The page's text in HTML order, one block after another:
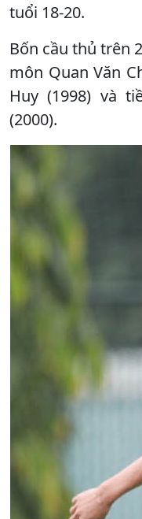
tuổi 18-20.
Bốn cầu thủ trên
môn Quan Văn
Huy (1998) và
(2000).